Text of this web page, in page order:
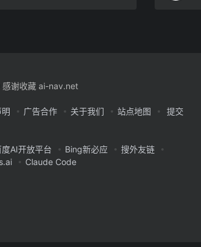
谢收藏 ai-nav.net
广告合作 关于我们 站点地图
提交
度AI开放平台 Bing新必应
搜外友链
Claude Code